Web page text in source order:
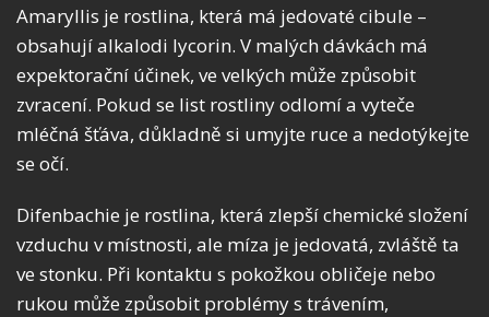
Amaryllis je rostlina, která má jedovaté cibule –
obsahují alkalodi lycorin. V malých dávkách má
expektorační účinek, ve velkých může způsobit
zvracení. Pokud se list rostliny odlomí a vyteče
mléčná šťáva, důkladně si umyjte ruce a nedotýkejte
se očí.
Difenbachie je rostlina, která zlepší chemické složení
vzduchu v místnosti, ale míza je jedovatá, zvláště ta
ve stonku. Při kontaktu s pokožkou obličeje nebo
rukou může způsobit problémy s trávením,